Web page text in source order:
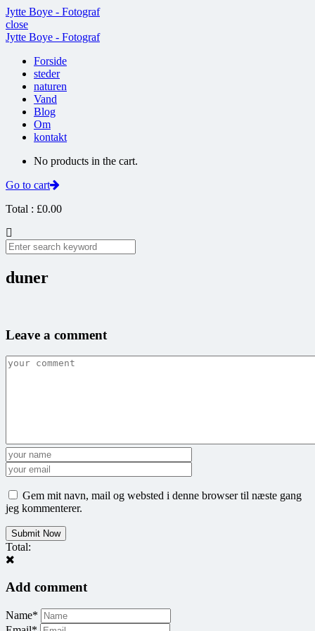
Jytte Boye - Fotograf
close
Jytte Boye - Fotograf
Forside
steder
naturen
Vand
Blog
Om
kontakt
No products in the cart.
Go to cart
Total : £0.00
duner
Leave a comment
Gem mit navn, mail og websted i denne browser til næste gang
jeg kommenterer.
Total:
Add comment
Name*